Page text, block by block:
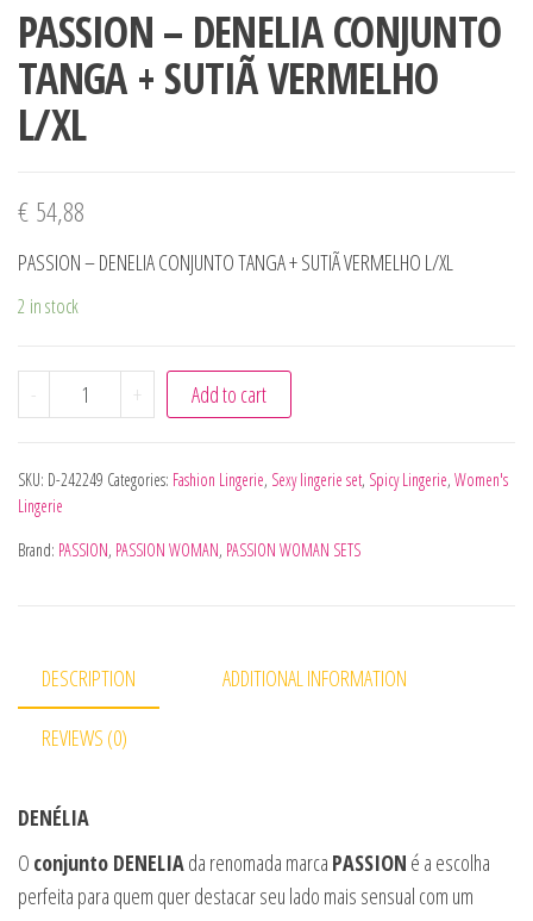
PASSION – DENELIA CONJUNTO
TANGA + SUTIÃ VERMELHO
L/XL
€ 54,88
PASSION – DENELIA CONJUNTO TANGA + SUTIÃ VERMELHO L/XL
2 in stock
- PASSION - DENELIA CONJUNTO TANGA + SUTIÃ
+ Add to cart
SKU: D-242249 Categories: Fashion Lingerie, Sexy lingerie set, Spicy Lingerie, Women's
Lingerie
Brand: PASSION, PASSION WOMAN, PASSION WOMAN SETS
DESCRIPTION ADDITIONAL INFORMATION
REVIEWS (0)
DENÉLIA
O conjunto DENELIAda renomada marca PASSION é a escolha
perfeita para quem quer destacar seu lado mais sensual com um